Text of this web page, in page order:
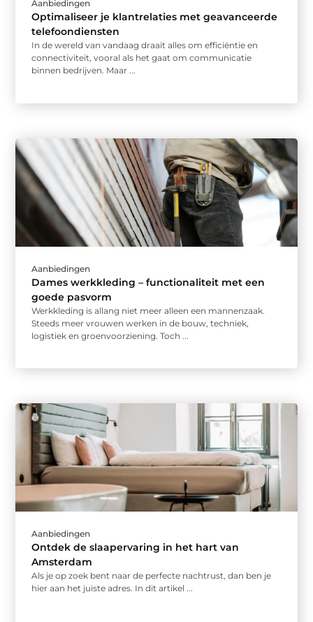
Aanbiedingen
Optimaliseer je klantrelaties met geavanceerde
telefoondiensten
In de wereld van vandaag draait alles om efficiëntie en
connectiviteit, vooral als het gaat om communicatie
binnen bedrijven. Maar ...
Aanbiedingen
Dames werkkleding – functionaliteit met een
goede pasvorm
Werkkleding is allang niet meer alleen een mannenzaak.
Steeds meer vrouwen werken in de bouw, techniek,
logistiek en groenvoorziening. Toch ...
Aanbiedingen
Ontdek de slaapervaring in het hart van
Amsterdam
Als je op zoek bent naar de perfecte nachtrust, dan ben je
hier aan het juiste adres. In dit artikel ...